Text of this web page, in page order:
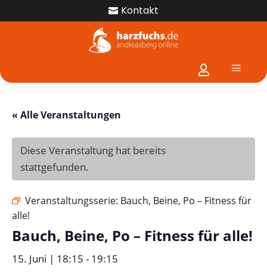
 Kontakt
 a
« Alle Veranstaltungen
Diese Veranstaltung hat bereits
stattgefunden.
Veranstaltungsserie: Bauch, Beine, Po – Fitness für
alle!
Bauch, Beine, Po – Fitness für alle!
15. Juni | 18:15 - 19:15